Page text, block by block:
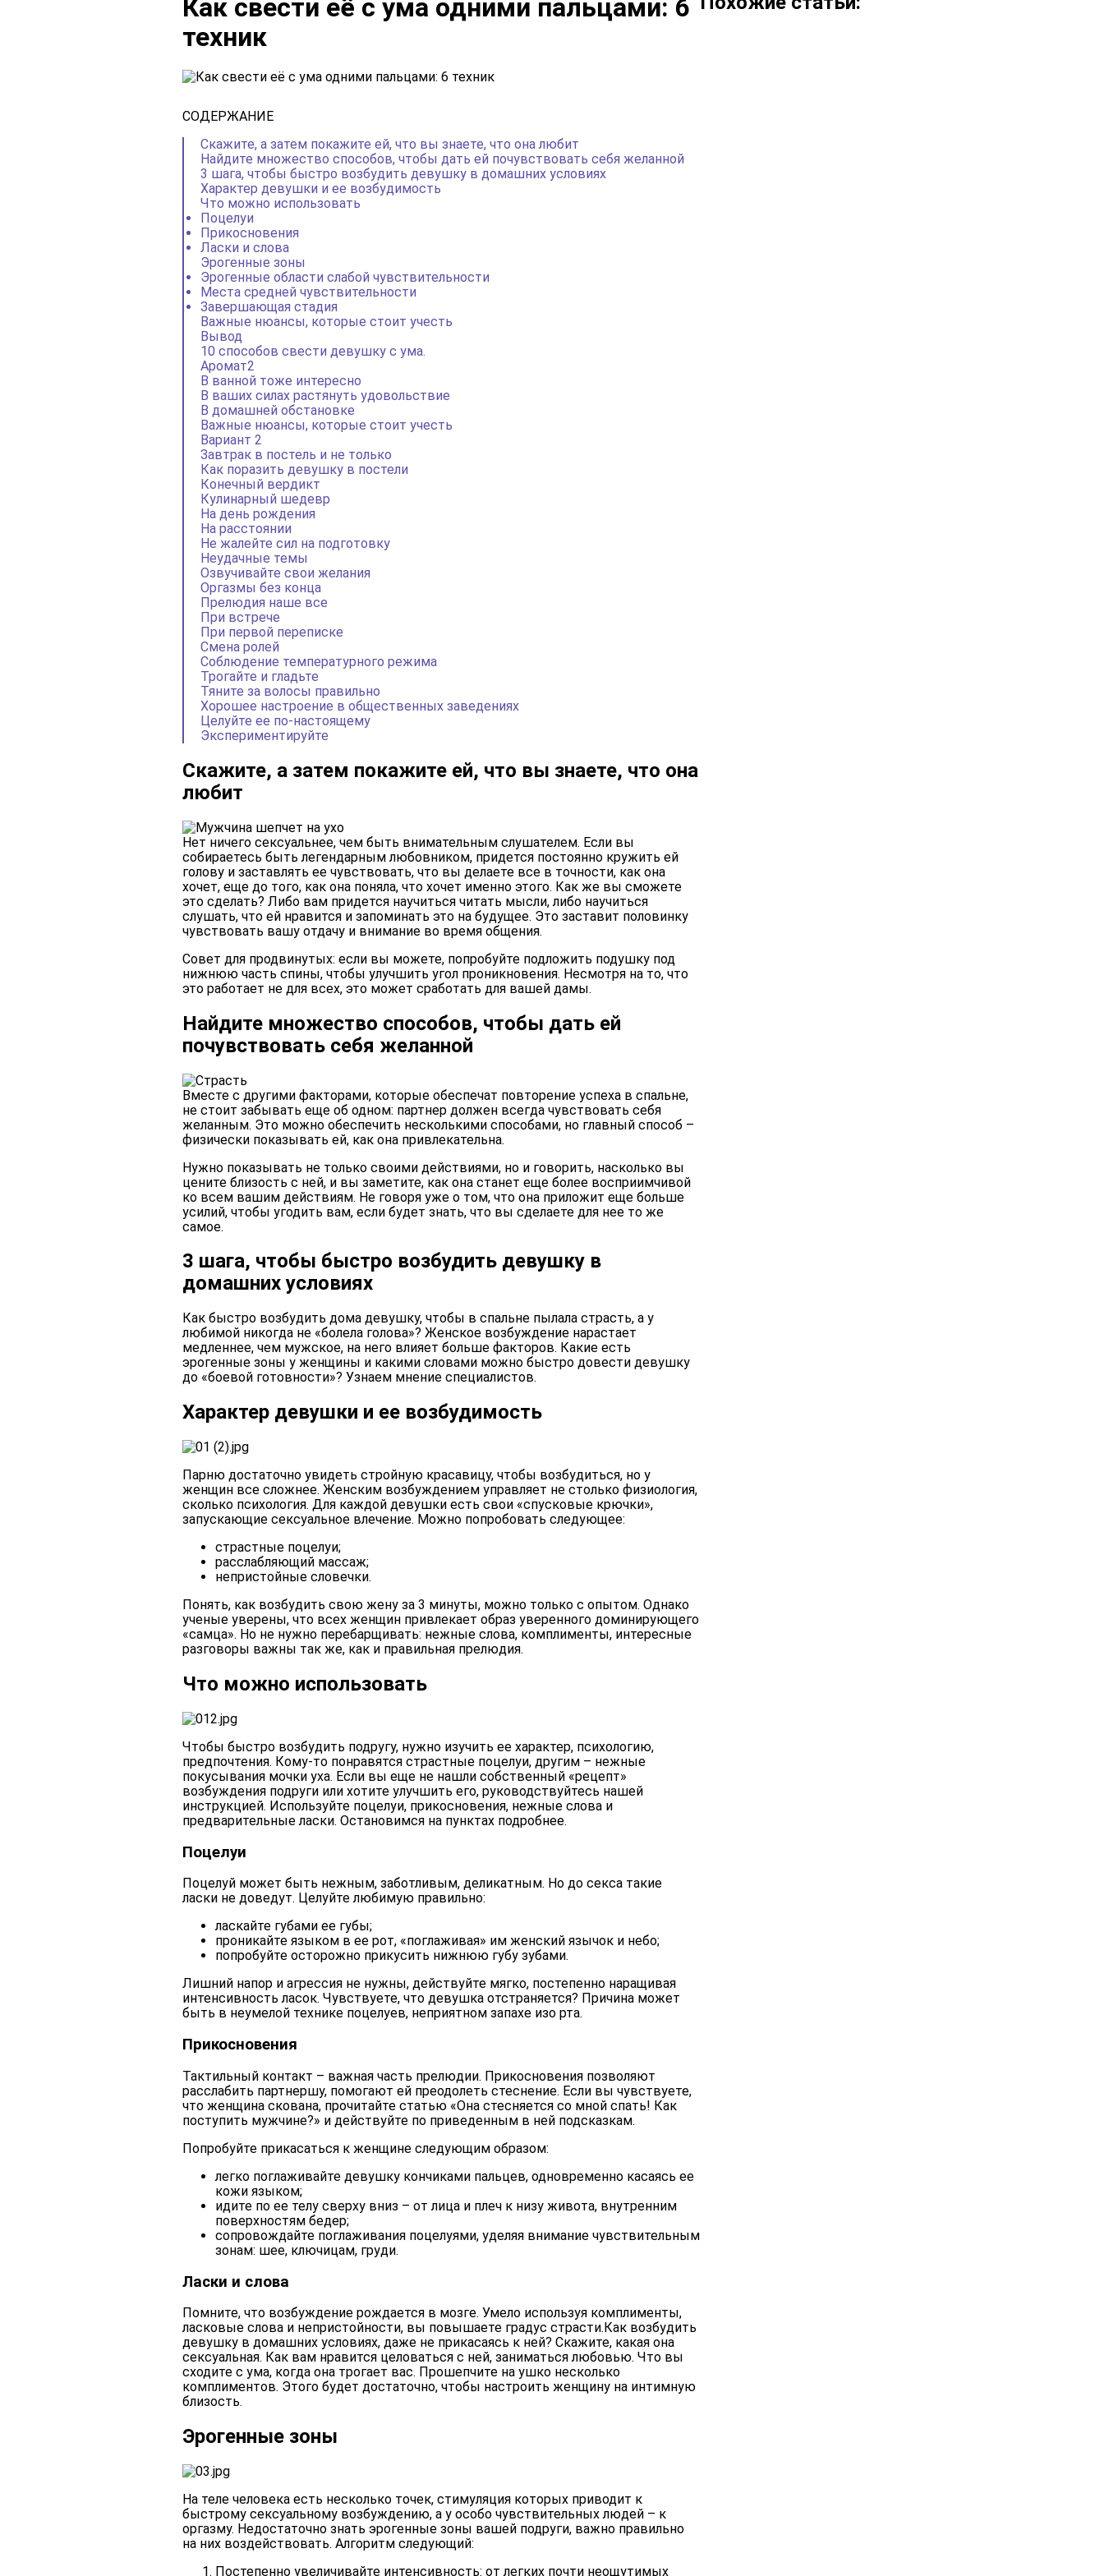
Как свести её с ума одними пальцами: 6
техник
СОДЕРЖАНИЕ
Скажите, а затем покажите ей, что вы знаете, что она любит
Найдите множество способов, чтобы дать ей почувствовать себя желанной
3 шага, чтобы быстро возбудить девушку в домашних условиях
Характер девушки и ее возбудимость
Что можно использовать
Поцелуи
Прикосновения
Ласки и слова
Эрогенные зоны
Эрогенные области слабой чувствительности
Места средней чувствительности
Завершающая стадия
Важные нюансы, которые стоит учесть
Вывод
10 способов свести девушку с ума.
Аромат2
В ванной тоже интересно
В ваших силах растянуть удовольствие
В домашней обстановке
Важные нюансы, которые стоит учесть
Вариант 2
Завтрак в постель и не только
Как поразить девушку в постели
Конечный вердикт
Кулинарный шедевр
На день рождения
На расстоянии
Не жалейте сил на подготовку
Неудачные темы
Озвучивайте свои желания
Оргазмы без конца
Прелюдия наше все
При встрече
При первой переписке
Смена ролей
Соблюдение температурного режима
Трогайте и гладьте
Тяните за волосы правильно
Хорошее настроение в общественных заведениях
Целуйте ее по-настоящему
Экспериментируйте
Скажите, а затем покажите ей, что вы знаете, что она
любит
Нет ничего сексуальнее, чем быть внимательным слушателем. Если вы
собираетесь быть легендарным любовником, придется постоянно кружить ей
голову и заставлять ее чувствовать, что вы делаете все в точности, как она
хочет, еще до того, как она поняла, что хочет именно этого. Как же вы сможете
это сделать? Либо вам придется научиться читать мысли, либо научиться
слушать, что ей нравится и запоминать это на будущее. Это заставит половинку
чувствовать вашу отдачу и внимание во время общения.
Совет для продвинутых: если вы можете, попробуйте подложить подушку под
нижнюю часть спины, чтобы улучшить угол проникновения. Несмотря на то, что
это работает не для всех, это может сработать для вашей дамы.
Найдите множество способов, чтобы дать ей
почувствовать себя желанной
Вместе с другими факторами, которые обеспечат повторение успеха в спальне,
не стоит забывать еще об одном: партнер должен всегда чувствовать себя
желанным. Это можно обеспечить несколькими способами, но главный способ –
физически показывать ей, как она привлекательна.
Нужно показывать не только своими действиями, но и говорить, насколько вы
цените близость с ней, и вы заметите, как она станет еще более восприимчивой
ко всем вашим действиям. Не говоря уже о том, что она приложит еще больше
усилий, чтобы угодить вам, если будет знать, что вы сделаете для нее то же
самое.
3 шага, чтобы быстро возбудить девушку в
домашних условиях
Как быстро возбудить дома девушку, чтобы в спальне пылала страсть, а у
любимой никогда не «болела голова»? Женское возбуждение нарастает
медленнее, чем мужское, на него влияет больше факторов. Какие есть
эрогенные зоны у женщины и какими словами можно быстро довести девушку
до «боевой готовности»? Узнаем мнение специалистов.
Характер девушки и ее возбудимость
Парню достаточно увидеть стройную красавицу, чтобы возбудиться, но у
женщин все сложнее. Женским возбуждением управляет не столько физиология,
сколько психология. Для каждой девушки есть свои «спусковые крючки»,
запускающие сексуальное влечение. Можно попробовать следующее:
страстные поцелуи;
расслабляющий массаж;
непристойные словечки.
Понять, как возбудить свою жену за 3 минуты, можно только с опытом. Однако
ученые уверены, что всех женщин привлекает образ уверенного доминирующего
«самца». Но не нужно перебарщивать: нежные слова, комплименты, интересные
разговоры важны так же, как и правильная прелюдия.
Что можно использовать
Чтобы быстро возбудить подругу, нужно изучить ее характер, психологию,
предпочтения. Кому-то понравятся страстные поцелуи, другим – нежные
покусывания мочки уха. Если вы еще не нашли собственный «рецепт»
возбуждения подруги или хотите улучшить его, руководствуйтесь нашей
инструкцией. Используйте поцелуи, прикосновения, нежные слова и
предварительные ласки. Остановимся на пунктах подробнее.
Поцелуи
Поцелуй может быть нежным, заботливым, деликатным. Но до секса такие
ласки не доведут. Целуйте любимую правильно:
ласкайте губами ее губы;
проникайте языком в ее рот, «поглаживая» им женский язычок и небо;
попробуйте осторожно прикусить нижнюю губу зубами.
Лишний напор и агрессия не нужны, действуйте мягко, постепенно наращивая
интенсивность ласок. Чувствуете, что девушка отстраняется? Причина может
быть в неумелой технике поцелуев, неприятном запахе изо рта.
Прикосновения
Тактильный контакт – важная часть прелюдии. Прикосновения позволяют
расслабить партнершу, помогают ей преодолеть стеснение. Если вы чувствуете,
что женщина скована, прочитайте статью «Она стесняется со мной спать! Как
поступить мужчине?» и действуйте по приведенным в ней подсказкам.
Попробуйте прикасаться к женщине следующим образом:
легко поглаживайте девушку кончиками пальцев, одновременно касаясь ее
кожи языком;
идите по ее телу сверху вниз – от лица и плеч к низу живота, внутренним
поверхностям бедер;
сопровождайте поглаживания поцелуями, уделяя внимание чувствительным
зонам: шее, ключицам, груди.
Ласки и слова
Помните, что возбуждение рождается в мозге. Умело используя комплименты,
ласковые слова и непристойности, вы повышаете градус страсти. Как возбудить
девушку в домашних условиях, даже не прикасаясь к ней? Скажите, какая она
сексуальная. Как вам нравится целоваться с ней, заниматься любовью. Что вы
сходите с ума, когда она трогает вас. Прошепчите на ушко несколько
комплиментов. Этого будет достаточно, чтобы настроить женщину на интимную
близость.
Эрогенные зоны
На теле человека есть несколько точек, стимуляция которых приводит к
быстрому сексуальному возбуждению, а у особо чувствительных людей – к
оргазму. Недостаточно знать эрогенные зоны вашей подруги, важно правильно
на них воздействовать. Алгоритм следующий:
Постепенно увеличивайте интенсивность: от легких почти неощутимых